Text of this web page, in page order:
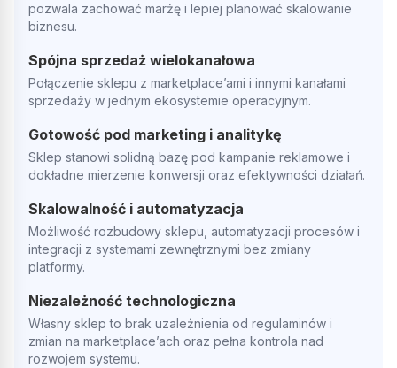
pozwala zachować marżę i lepiej planować skalowanie
biznesu.
Spójna sprzedaż wielokanałowa
Połączenie sklepu z marketplace’ami i innymi kanałami
sprzedaży w jednym ekosystemie operacyjnym.
Gotowość pod marketing i analitykę
Sklep stanowi solidną bazę pod kampanie reklamowe i
dokładne mierzenie konwersji oraz efektywności działań.
Skalowalność i automatyzacja
Możliwość rozbudowy sklepu, automatyzacji procesów i
integracji z systemami zewnętrznymi bez zmiany
platformy.
Niezależność technologiczna
Własny sklep to brak uzależnienia od regulaminów i
zmian na marketplace’ach oraz pełna kontrola nad
rozwojem systemu.